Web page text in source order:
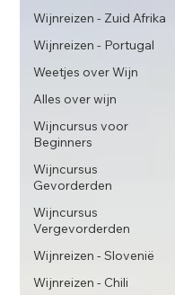
Wijnreizen - Zuid Afrika
Wijnreizen - Portugal
Weetjes over Wijn
Alles over wijn
Wijncursus voor
Beginners
Wijncursus
Gevorderden
Wijncursus
Vergevorderden
Wijnreizen - Slovenië
Wijnreizen - Chili